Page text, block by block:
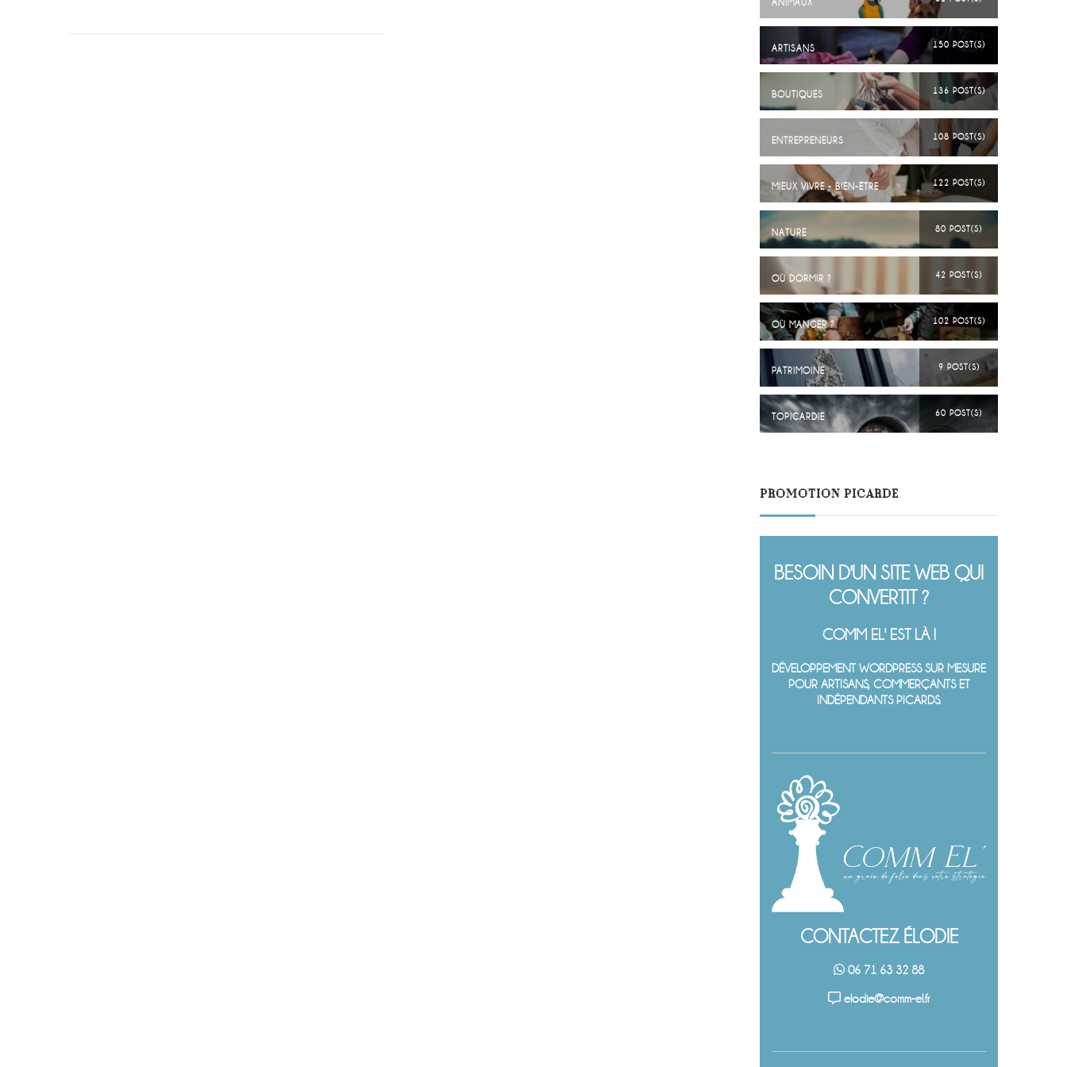
ANIMAUX
ARTISANS 150 POST(S)
BOUTIQUES 136 POST(S)
ENTREPRENEURS 108 POST(S)
MIEUX VIVRE - BIEN-ÊTRE 122 POST(S)
NATURE 80 POST(S)
OÙ DORMIR ? 42 POST(S)
OÙ MANGER ? 102 POST(S)
PATRIMOINE 9 POST(S)
TOPICARDIE 60 POST(S)
PROMOTION PICARDE
BESOIN D'UN SITE WEB QUI
CONVERTIT ?
COMM EL' EST LÀ !
DÉVELOPPEMENT WORDPRESS SUR MESURE
POUR ARTISANS, COMMERÇANTS ET
INDÉPENDANTS PICARDS.
CONTACTEZ ÉLODIE
06 71 63 32 88
elodie@comm-el.fr